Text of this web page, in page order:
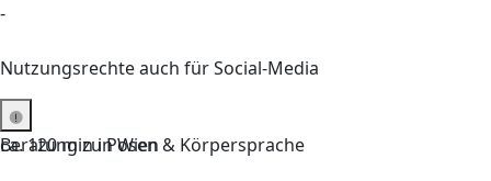
-
Nutzungsrechte auch für Social-Media
Beratung zu Posen & Körpersprache
ca.120min in Wien